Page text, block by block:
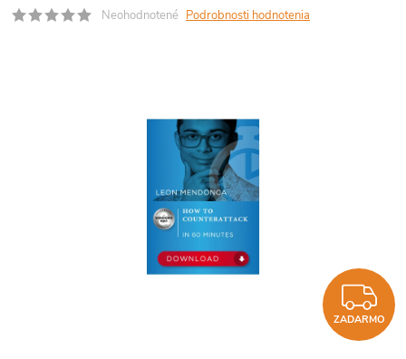
Neohodnotené Podrobnosti hodnotenia
ZADARMO